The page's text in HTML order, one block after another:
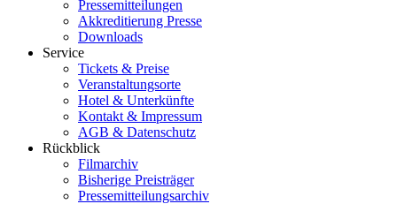
Pressemitteilungen
Akkreditierung Presse
Downloads
Service
Tickets & Preise
Veranstaltungsorte
Hotel & Unterkünfte
Kontakt & Impressum
AGB & Datenschutz
Rückblick
Filmarchiv
Bisherige Preisträger
Pressemitteilungsarchiv